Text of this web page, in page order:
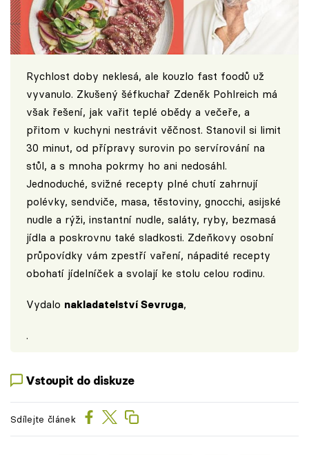
Rychlost doby neklesá, ale kouzlo fast foodů už
vyvanulo. Zkušený šéfkuchař Zdeněk Pohlreich má
však řešení, jak vařit teplé obědy a večeře, a
přitom v kuchyni nestrávit věčnost. Stanovil si limit
30 minut, od přípravy surovin po servírování na
stůl, a s mnoha pokrmy ho ani nedosáhl.
Jednoduché, svižné recepty plné chutí zahrnují
polévky, sendviče, masa, těstoviny, gnocchi, asijské
nudle a rýži, instantní nudle, saláty, ryby, bezmasá
jídla a poskrovnu také sladkosti. Zdeňkovy osobní
průpovídky vám zpestří vaření, nápadité recepty
obohatí jídelníček a svolají ke stolu celou rodinu.
Vydalo nakladatelství Sevruga,
.
Vstoupit do diskuze
Sdílejte článek